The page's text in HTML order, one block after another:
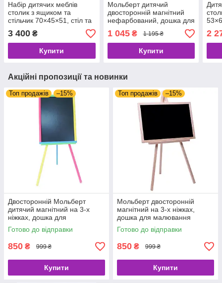
Набір дитячих меблів
столик з ящиком та
стільчик 70×45×51, стіл та
стілець для дітей, білий з
сірим
3 400 ₴
Купити
Мольберт дитячий
двосторонній магнітний
нефарбований, дошка для
малювання, для крейди і
магнітів 3в1, MPm.
1 045₴ 1 195 ₴
Купити
2
Акційні пропозиції та новинки
Топ продажів –15%
Двосторонній Мольберт
дитячий магнітний на 3-х
ніжках, дошка для
малювання крейдою і для
магнітів 3в1,
різнокольоровий, CK 10.
Готово до відправки
850 ₴ 999 ₴
Купити
Топ продажів –15%
Мольберт двосторонній
магнітний на 3-х ніжках,
дошка для малювання
крейдою, маркером і для
магнітів 3в1, нефарбований,
C 02.
Готово до відправки
850 ₴ 999 ₴
Купити